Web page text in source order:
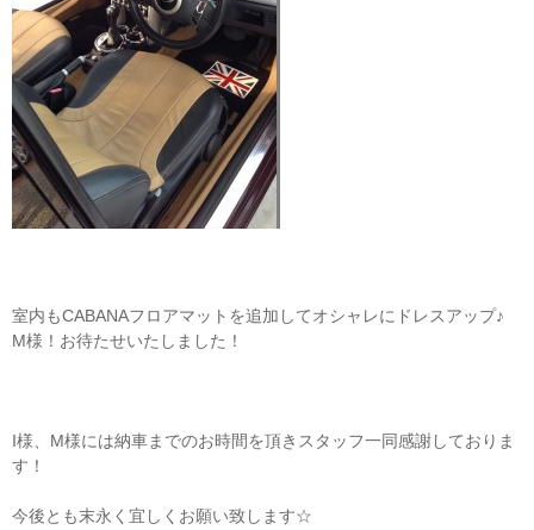
室内もCABANAフロアマットを追加してオシャレにドレスアップ♪
M様！お待たせいたしました！
I様、M様には納車までのお時間を頂きスタッフ一同感謝しておりま
す！
今後とも末永く宜しくお願い致します☆